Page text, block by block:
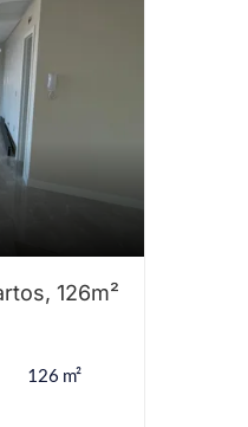
126m²
126 m²